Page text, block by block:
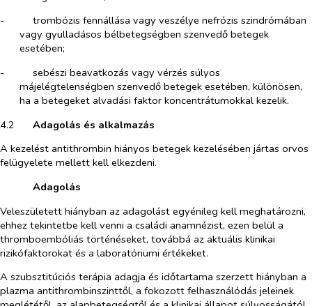
-​
trombózis fennállása vagy veszélye nefrózis szindrómában
vagy gyulladásos bélbetegségben szenvedő betegek
esetében;
-​
sebészi beavatkozás vagy vérzés súlyos
májelégtelenségben szenvedő betegek esetében, különösen,
ha a betegeket alvadási faktor koncentrátumokkal kezelik.
4.2​
Adagolás és alkalmazás
A kezelést antithrombin hiányos betegek kezelésében jártas orvos
felügyelete mellett kell elkezdeni.
Adagolás
Veleszületett hiányban az adagolást egyénileg kell meghatározni,
ehhez tekintetbe kell venni a családi anamnézist, ezen belül a
thromboembóliás történéseket, továbbá az aktuális klinikai
rizikófaktorokat és a laboratóriumi értékeket.
A szubsztitúciós terápia adagja és időtartama szerzett hiányban a
plazma antithrombinszinttől, a fokozott felhasználódás jeleinek